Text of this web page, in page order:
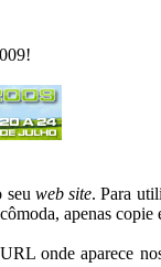
seu web site. Para
apenas
onde aparece